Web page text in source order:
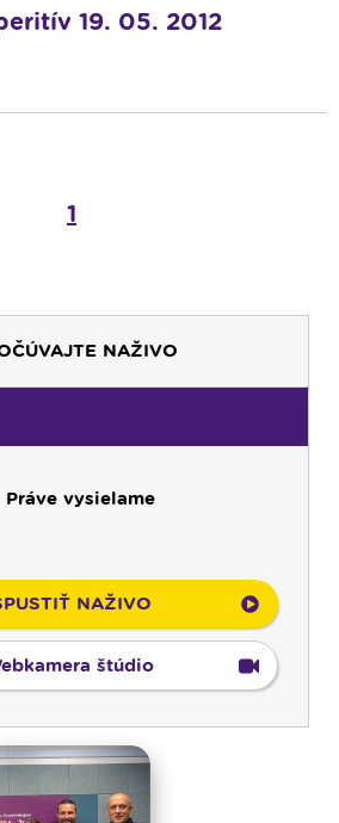
19. 05. 2012
1
NAŽIVO
Práve vysielame
NAŽIVO
štúdio